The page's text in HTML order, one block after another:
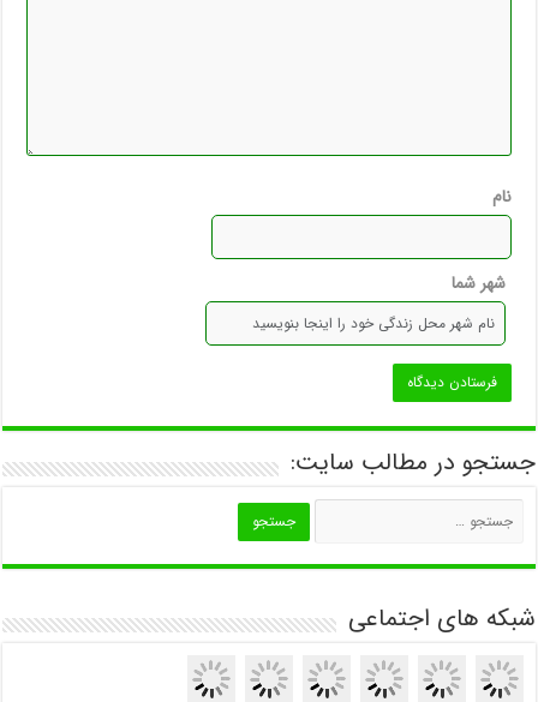
نام
شهر شما
جستجو در مطالب سایت:
شبکه های اجتماعی